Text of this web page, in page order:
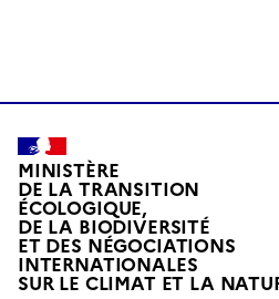
MINISTÈRE
DE LA TRANSITION
ÉCOLOGIQUE,
DE LA BIODIVERSITÉ
ET DES NÉGOCIATIONS
INTERNATIONALES
SUR LE CLIMAT ET LA